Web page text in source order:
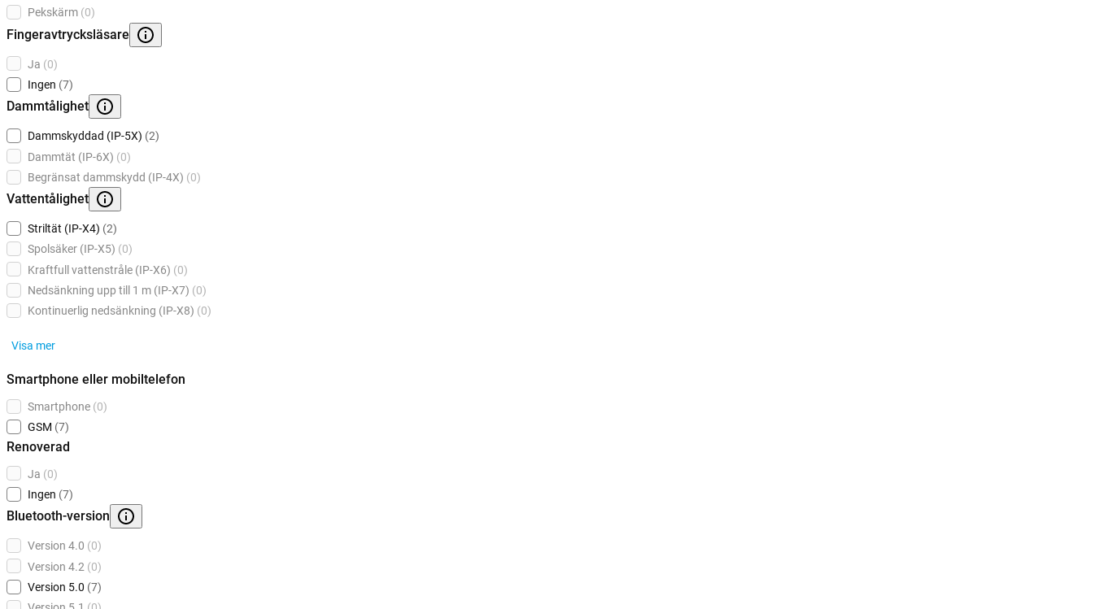
Pekskärm (0)
Fingeravtrycksläsare
Ja (0)
Ingen (7)
Dammtålighet
Dammskyddad (IP-5X) (2)
Dammtät (IP-6X) (0)
Begränsat dammskydd (IP-4X) (0)
Vattentålighet
Striltät (IP-X4) (2)
Spolsäker (IP-X5) (0)
Kraftfull vattenstråle (IP-X6) (0)
Nedsänkning upp till 1 m (IP-X7) (0)
Kontinuerlig nedsänkning (IP-X8) (0)
Visa mer
Smartphone eller mobiltelefon
Smartphone (0)
GSM (7)
Renoverad
Ja (0)
Ingen (7)
Bluetooth-version
Version 4.0 (0)
Version 4.2 (0)
Version 5.0 (7)